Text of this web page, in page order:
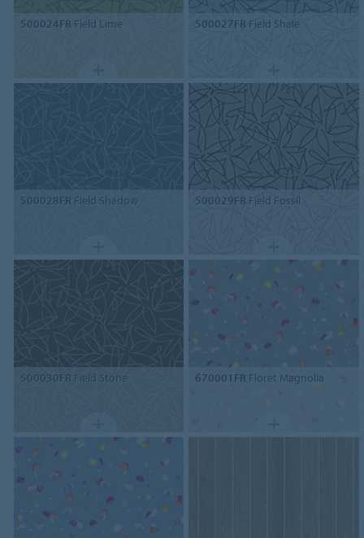
500024FR Field Lime 500027FR Field Shale
500028FR Field Shadow 500029FR Field Fossil
500030FR Field Stone 670001FR Floret Magnolia